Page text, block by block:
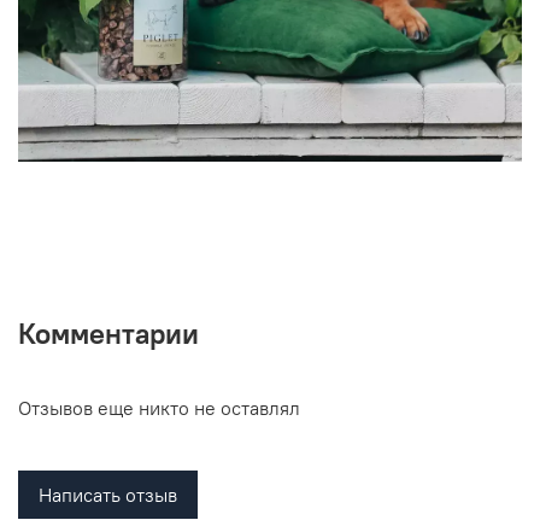
Комментарии
Отзывов еще никто не оставлял
Написать отзыв